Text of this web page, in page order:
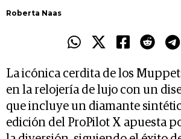
Roberta Naas
La icónica cerdita de los
en la relojería de lujo con un
que incluye un diamante
edición del ProPilot X apuesta